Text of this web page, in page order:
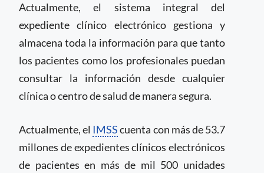
Actualmente, el sistema integral del
expediente clínico electrónico gestiona y
almacena toda la información para que tanto
los pacientes como los profesionales puedan
consultar la información desde cualquier
clínica o centro de salud de manera segura.
Actualmente, el IMSScuenta con más de 53.7
millones de expedientes clínicos electrónicos
de pacientes en más de mil 500 unidades